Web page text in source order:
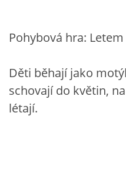
20.10. DEN STROMŮ
HALLOWEEN
DUŠIČKY
Pohybová hra:
Děti běhají jako
schovají do květin,
létají.